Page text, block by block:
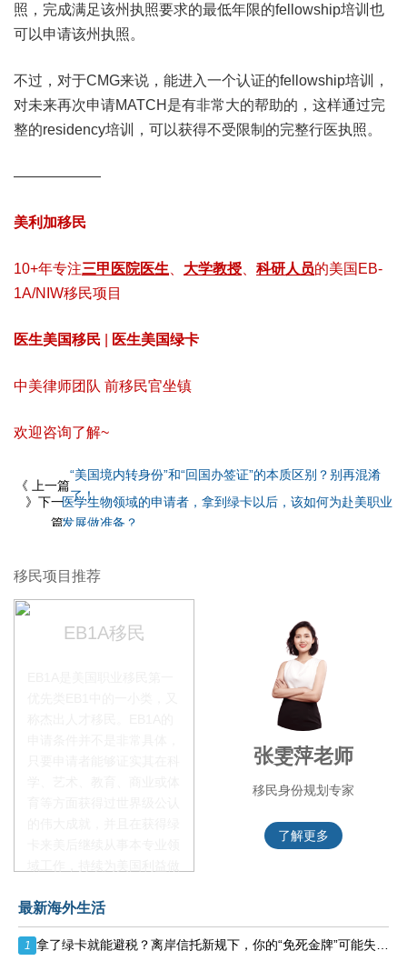
照，完成满足该州执照要求的最低年限的fellowship培训也
可以申请该州执照。
不过，对于CMG来说，能进入一个认证的fellowship培训，
对未来再次申请MATCH是有非常大的帮助的，这样通过完
整的residency培训，可以获得不受限制的完整行医执照。
——————
美利加移民
10+年专注三甲医院医生 大学教授 科研人员的美国EB-
1A/NIW移民项目
医生美国移民 医生美国绿卡
中美律师团队 前移民官坐镇
欢迎咨询了解~
《 上一篇
“美国境内转身份”和“回国办签证”的本质区别？别再混淆
了！
》下一
篇
医学生物领域的申请者，拿到绿卡以后，该如何为赴美职业
发展做准备？
移民项目推荐
EB1A移民
额占全球移民签证配额的
28.6%，即大约4万个移民
签证，都会用于满足"优
张雯萍老师
移民身份规划专家
了解更多
最新海外生活
1